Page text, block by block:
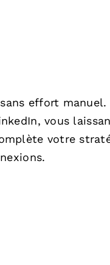
effort manuel.
vous
votre